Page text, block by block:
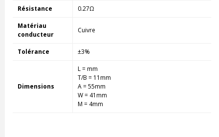
Résistance 0.27Ω
Matériau
conducteur
Cuivre
Tolérance ±3%
Dimensions
L = mm
T/B = 11mm
A = 55mm
W = 41mm
M = 4mm